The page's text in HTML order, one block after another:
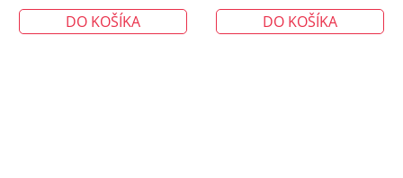
DO KOŠÍKA DO KOŠÍKA